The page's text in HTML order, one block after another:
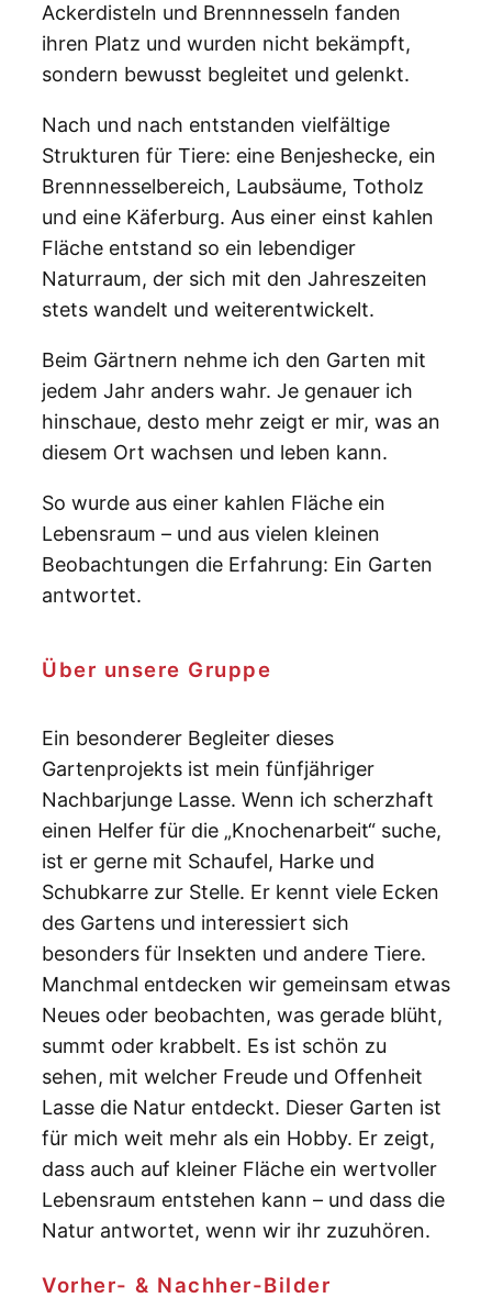
Ackerdisteln und Brennnesseln fanden
ihren Platz und wurden nicht bekämpft,
sondern bewusst begleitet und gelenkt.
Nach und nach entstanden vielfältige
Strukturen für Tiere: eine Benjeshecke, ein
Brennnesselbereich, Laubsäume, Totholz
und eine Käferburg. Aus einer einst kahlen
Fläche entstand so ein lebendiger
Naturraum, der sich mit den Jahreszeiten
stets wandelt und weiterentwickelt.
Beim Gärtnern nehme ich den Garten mit
jedem Jahr anders wahr. Je genauer ich
hinschaue, desto mehr zeigt er mir, was an
diesem Ort wachsen und leben kann.
So wurde aus einer kahlen Fläche ein
Lebensraum – und aus vielen kleinen
Beobachtungen die Erfahrung: Ein Garten
antwortet.
Über unsere Gruppe
Ein besonderer Begleiter dieses
Gartenprojekts ist mein fünfjähriger
Nachbarjunge Lasse. Wenn ich scherzhaft
einen Helfer für die „Knochenarbeit“ suche,
ist er gerne mit Schaufel, Harke und
Schubkarre zur Stelle. Er kennt viele Ecken
des Gartens und interessiert sich
besonders für Insekten und andere Tiere.
Manchmal entdecken wir gemeinsam etwas
Neues oder beobachten, was gerade blüht,
summt oder krabbelt. Es ist schön zu
sehen, mit welcher Freude und Offenheit
Lasse die Natur entdeckt. Dieser Garten ist
für mich weit mehr als ein Hobby. Er zeigt,
dass auch auf kleiner Fläche ein wertvoller
Lebensraum entstehen kann – und dass die
Natur antwortet, wenn wir ihr zuzuhören.
Vorher- & Nachher-Bilder